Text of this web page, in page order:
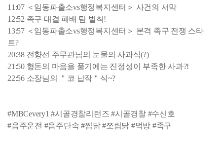
11:07 ＜임동파출소vs행정복지센터＞ 사건의 서막
12:52 족구 대결 패배 팀 벌칙!
13:57 ＜임동파출소vs행정복지센터＞ 본격 족구 전쟁 스타
트?
20:38 전향선 주무관님의 눈물의 사과식(?)
21:50 형돈의 마음을 풀기에는 진정성이 부족한 사과?!
22:56 소장님의 ＂코 납작＂식~?
#MBCevery1 #시골경찰리턴즈 #시골경찰 #수신호
#음주운전 #음주단속 #찜닭 #쪼림닭 #먹방 #족구